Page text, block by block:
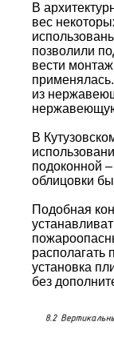
В
вес
позволили
вести
из
В
подоконной
облицовки
Подобная
располагать
установка
без